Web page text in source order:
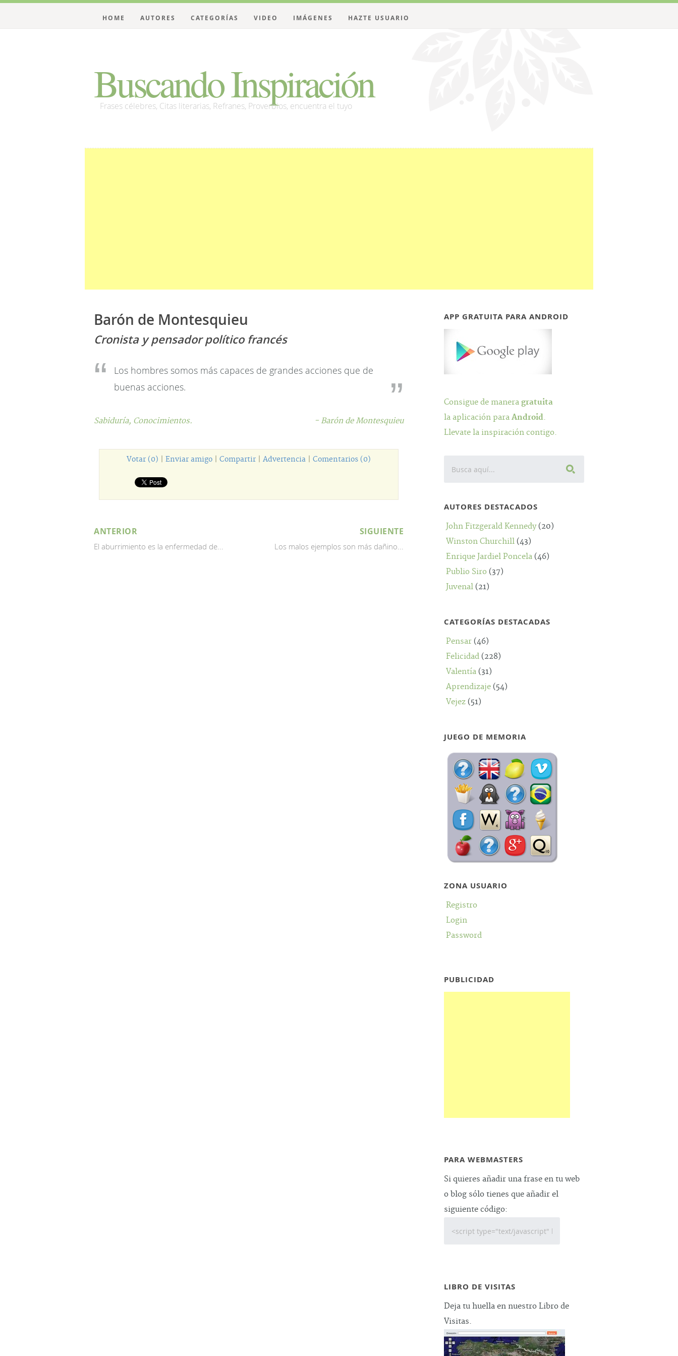
Buscando Inspiración
Frases célebres, Citas literarias, Refranes, Proverbios, encuentra el tuyo
HOME AUTORES CATEGORÍAS VIDEO IMÁGENES HAZTE USUARIO
Barón de Montesquieu
Cronista y pensador político francés
Los hombres somos más capaces de grandes acciones que de
buenas acciones.
Sabiduría, Conocimientos. - Barón de Montesquieu
Votar (0) Enviar amigo Compartir Advertencia Comentarios (0)
ANTERIOR
El aburrimiento es la enfermedad de...
SIGUIENTE
Los malos ejemplos son más dañino...
APP GRATUITA PARA ANDROID
Consigue de maneragratuita
la aplicación paraAndroid.
Llevate la inspiración contigo.
AUTORES DESTACADOS
John Fitzgerald Kennedy(20)
Winston Churchill (43)
Enrique Jardiel Poncela (46)
Publio Siro (37)
Juvenal (21)
CATEGORÍAS DESTACADAS
Pensar (46)
Felicidad (228)
Valentía (31)
Aprendizaje (54)
Vejez (51)
JUEGO DE MEMORIA
ZONA USUARIO
Registro
Login
Password
PUBLICIDAD
PARA WEBMASTERS
Si quieres añadir una frase en tu web
o blog sólo tienes que añadir el
siguiente código:
LIBRO DE VISITAS
Deja tu huella en nuestro Libro de
Visitas.